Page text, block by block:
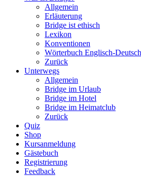
Allgemein
Erläuterung
Bridge ist ethisch
Lexikon
Konventionen
Wörterbuch Englisch-Deutsch
Zurück
Unterwegs
Allgemein
Bridge im Urlaub
Bridge im Hotel
Bridge im Heimatclub
Zurück
Quiz
Shop
Kursanmeldung
Gästebuch
Registrierung
Feedback